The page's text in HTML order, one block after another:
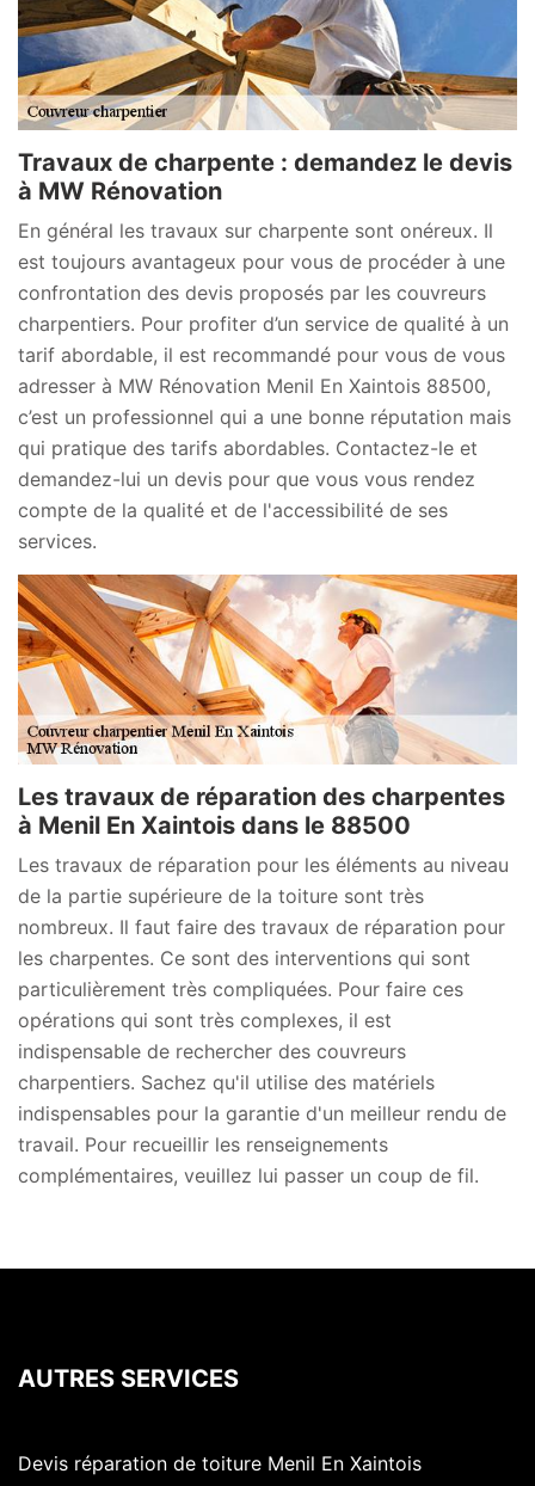
Travaux de charpente : demandez le devis
à MW Rénovation
En général les travaux sur charpente sont onéreux. Il
est toujours avantageux pour vous de procéder à une
confrontation des devis proposés par les couvreurs
charpentiers. Pour profiter d’un service de qualité à un
tarif abordable, il est recommandé pour vous de vous
adresser à MW Rénovation Menil En Xaintois 88500,
c’est un professionnel qui a une bonne réputation mais
qui pratique des tarifs abordables. Contactez-le et
demandez-lui un devis pour que vous vous rendez
compte de la qualité et de l'accessibilité de ses
services.
Les travaux de réparation des charpentes
à Menil En Xaintois dans le 88500
Les travaux de réparation pour les éléments au niveau
de la partie supérieure de la toiture sont très
nombreux. Il faut faire des travaux de réparation pour
les charpentes. Ce sont des interventions qui sont
particulièrement très compliquées. Pour faire ces
opérations qui sont très complexes, il est
indispensable de rechercher des couvreurs
charpentiers. Sachez qu'il utilise des matériels
indispensables pour la garantie d'un meilleur rendu de
travail. Pour recueillir les renseignements
complémentaires, veuillez lui passer un coup de fil.
AUTRES SERVICES
Devis réparation de toiture Menil En Xaintois